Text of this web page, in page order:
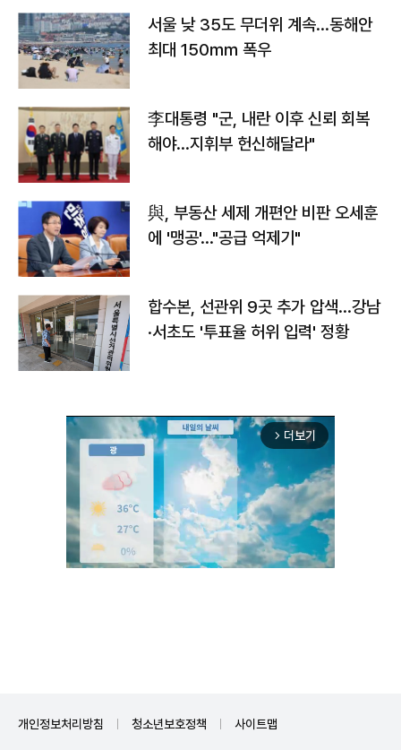
서울 낮 35도 무더위 계속…동해안
최대 150㎜ 폭우
李대통령 "군, 내란 이후 신뢰 회복
해야…지휘부 헌신해달라"
與, 부동산 세제 개편안 비판 오세훈
에 '맹공'…"공급 억제기"
합수본, 선관위 9곳 추가 압색…강남
·서초도 '투표율 허위 입력' 정황
arrow_forward_ios 더보기
개인정보처리방침 청소년보호정책 사이트맵